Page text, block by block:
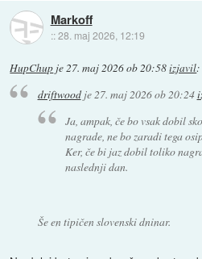
Markoff
::28. maj 2026, 12:19
HupChup je27. maj 2026 ob 20:58izjavil:
driftwoodje27. maj 2026 ob 20:24
Ja, ampak, če bo vsak dobil
nagrade, ne bo zaradi tega
Ker, če bi jaz dobil toliko
naslednji dan.
Še en tipičen slovenski dninar.